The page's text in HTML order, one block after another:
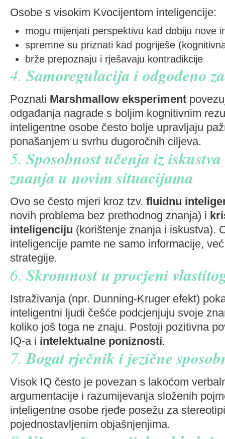
Osobe s visokim Kvocijentom inteligencije:
mogu mijenjati perspektivu kad dobiju nove
spremne su priznati kad pogriješe
brže prepoznaju i rješavaju kontradikcije
4. Samoregulacija i odgođeno
Poznati Marshmallow eksperiment
odgađanja nagrade s boljim kognitivnim
inteligentne osobe često bolje upravljaju
ponašanjem u svrhu dugoročnih ciljeva.
5. Sposobnost učenja iz
znanja u novim situacijama
Ovo se često mjeri kroz tzv. fluidnu
novih problema bez prethodnog znanja) i
inteligenciju (korištenje znanja i iskustva).
inteligencije pamte ne samo informacije,
strategije.
6. Skromnost u procjeni
Istraživanja (npr. Dunning-Kruger efekt)
inteligentni ljudi češće podcjenjuju svoje
koliko još toga ne znaju. Postoji pozitivna
IQ-a i intelektualne poniznosti.
7.Bogat rječnik i jezične
Visok IQ često je povezan s lakoćom
argumentacije i razumijevanja složenih
inteligentne osobe rjeđe posežu za
pojednostavljenim objašnjenjima.